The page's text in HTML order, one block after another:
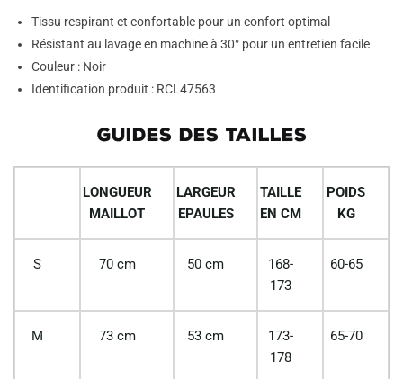
Tissu respirant et confortable pour un confort optimal
Résistant au lavage en machine à 30° pour un entretien facile
Couleur : Noir
Identification produit : RCL47563
GUIDES DES TAILLES
LONGUEUR
MAILLOT
LARGEUR
EPAULES
TAILLE
EN CM
POIDS
KG
S 70 cm 50 cm
168-
173
60-65
M 73 cm 53 cm
173-
178
65-70